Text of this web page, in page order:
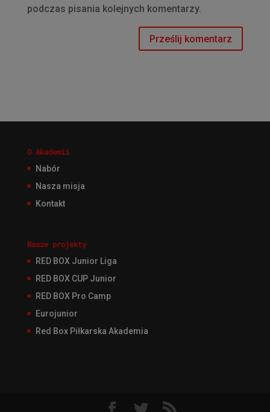
podczas pisania kolejnych komentarzy.
O Akademii
Nabór
Nasza misja
Kontakt
Nasze projekty
RED BOX Junior Liga
RED BOX CUP Junior
RED BOX Pro Camp
Eurojunior
Red Box Piłkarska Akademia